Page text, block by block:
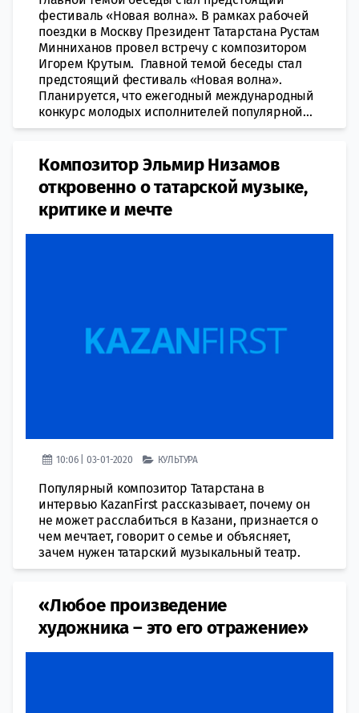
фестиваль «Новая волна». В рамках рабочей
поездки в Москву Президент Татарстана Рустам
Минниханов провел встречу с композитором
Игорем Крутым. Главной темой беседы стал
предстоящий фестиваль «Новая волна».
Планируется, что ежегодный международный
конкурс молодых исполнителей популярной...
Композитор Эльмир Низамов
откровенно о татарской музыке,
критике и мечте
10:06 | 03-01-2020 КУЛЬТУРА
Популярный композитор Татарстана в
интервью KazanFirst рассказывает, почему он
не может расслабиться в Казани, признается о
чем мечтает, говорит о семье и объясняет,
зачем нужен татарский музыкальный театр.
«Любое произведение
художника – это его отражение»